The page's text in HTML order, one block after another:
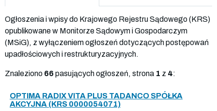
Ogłoszenia i wpisy do Krajowego Rejestru Sądowego (KRS)
opublikowane w Monitorze Sądowym i Gospodarczym
(MSiG), z wyłączeniem ogłoszeń dotyczących postępowań
upadłościowych i restrukturyzacyjnych.
Znaleziono 66 pasujących ogłoszeń, strona 1 z 4:
OPTIMA RADIX VITA PLUS TADANCO SPÓŁKA
AKCYJNA (KRS 0000054071)